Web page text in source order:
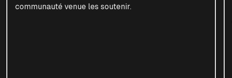
communauté venue les soutenir.